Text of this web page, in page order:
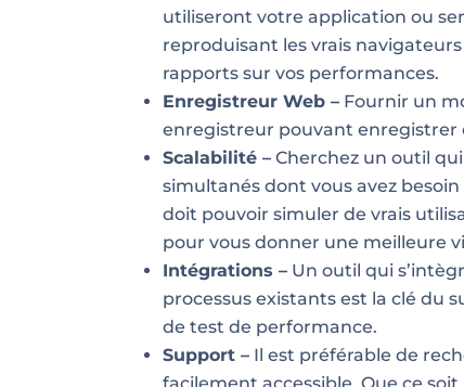
utiliseront votre application ou
reproduisant les vrais
rapports sur vos performances.
Enregistreur Web – Fournir un
enregistreur pouvant enregistrer
Scalabilité – Cherchez un outil
simultanés dont vous avez
doit pouvoir simuler de vrais
pour vous donner une meilleure
Intégrations – Un outil qui
processus existants est la clé du
de test de performance.
Support – Il est préférable de
facilement accessible. Que ce